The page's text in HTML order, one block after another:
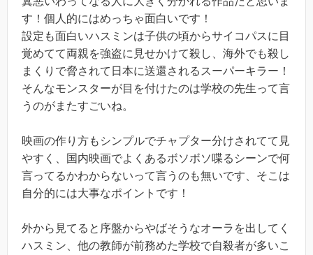
す！個人的にはめっちゃ面白いです！
設定も面白いハスミンは子供の頃からサイコパスに目
覚めてて両親を強盗に見せかけて殺し、海外でも殺し
まくりで脅されて日本に送還されるスーパーキラー！
そんなモンスターが目を付けたのは学校の先生って言
うのがまたすごいね。
映画の作り方もシンプルでチャプター分けされてて見
やすく、国内映画でよくあるボソボソ喋るシーンで何
言ってるかわからないって言うのも無いです、そこは
自分的には大事なポイントです！
外から見てると序盤からやばそうなオーラを出してく
ハスミン、他の教師が前務めた学校で自殺者が多いこ